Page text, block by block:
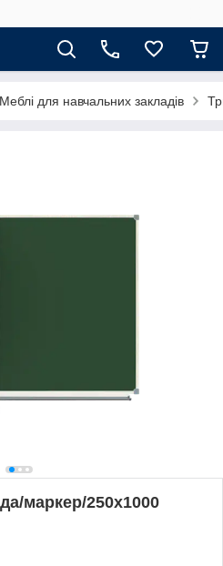
Меблі для навчальних закладів
маркер/250х1000